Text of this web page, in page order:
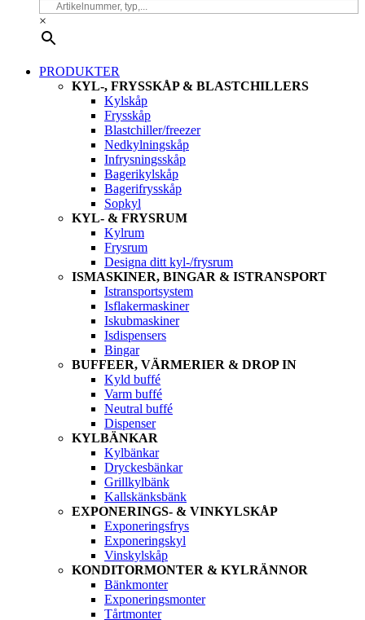
×
PRODUKTER
KYL-, FRYSSKÅP & BLASTCHILLERS
Kylskåp
Frysskåp
Blastchiller/freezer
Nedkylningskåp
Infrysningsskåp
Bagerikylskåp
Bagerifrysskåp
Sopkyl
KYL- & FRYSRUM
Kylrum
Frysrum
Designa ditt kyl-/frysrum
ISMASKINER, BINGAR & ISTRANSPORT
Istransportsystem
Isflakermaskiner
Iskubmaskiner
Isdispensers
Bingar
BUFFEER, VÄRMERIER & DROP IN
Kyld buffé
Varm buffé
Neutral buffé
Dispenser
KYLBÄNKAR
Kylbänkar
Dryckesbänkar
Grillkylbänk
Kallskänksbänk
EXPONERINGS- & VINKYLSKÅP
Exponeringsfrys
Exponeringskyl
Vinskylskåp
KONDITORMONTER & KYLRÄNNOR
Bänkmonter
Exponeringsmonter
Tårtmonter